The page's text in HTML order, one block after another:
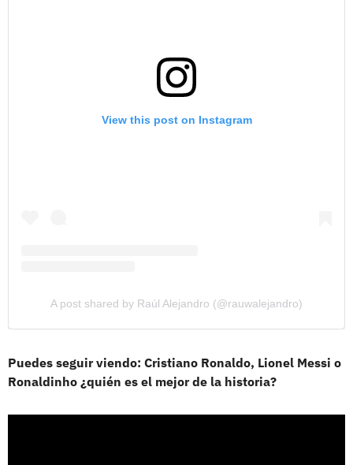
View this post on Instagram
A post shared by Raúl Alejandro (@rauwalejandro)
Puedes seguir viendo: Cristiano Ronaldo, Lionel Messi o
Ronaldinho ¿quién es el mejor de la historia?